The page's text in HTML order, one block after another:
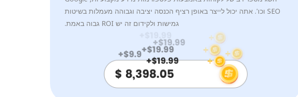
SEO וכו'. אתה יכול לייצר באופן רציף הכנסה יציבה וגבוהה מעמלות בשיטות
גמישות ולקידום זה יש ROI גבוה באמת.